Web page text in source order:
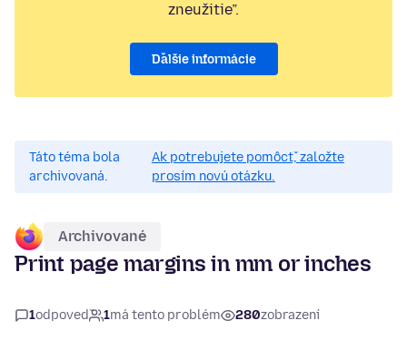
zneužitie”.
Ďalšie informácie
Táto téma bola
archivovaná.
Ak potrebujete pomôcť, založte
prosím novú otázku.
Archivované
Print page margins in mm or inches
1odpoveď 1má tento problém 280zobrazení